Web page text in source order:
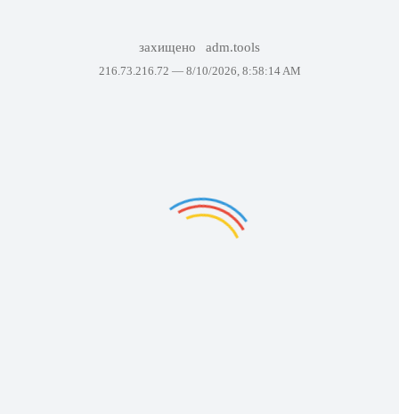
захищено adm.tools
216.73.216.72 — 8/10/2026, 8:58:14 AM